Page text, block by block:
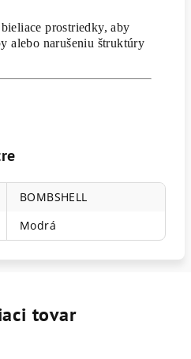
prostriedky, aby
alebo narušeniu štruktúry
BOMBSHELL
Modrá
tovar